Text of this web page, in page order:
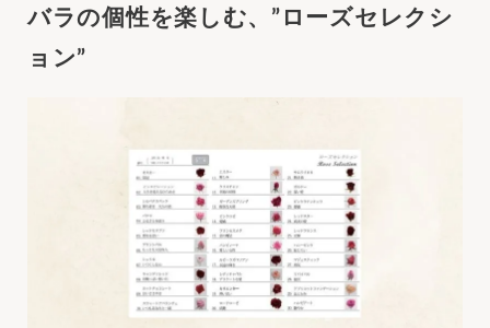
バラの個性を楽しむ、”ローズセレクシ
ョン”